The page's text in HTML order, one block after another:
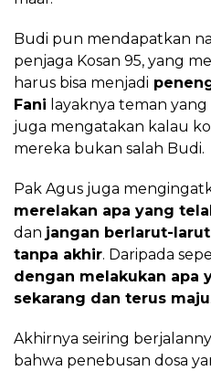
Budi pun mendapatkan
penjaga Kosan 95, yang
harus bisa menjadi
Fani layaknya teman
juga mengatakan kalau
mereka bukan salah Budi.
Pak Agus juga
merelakan apa yang
dan jangan berlarut-
tanpa akhir. Daripada
dengan melakukan apa
sekarang dan terus maju
Akhirnya seiring
bahwa penebusan dosa